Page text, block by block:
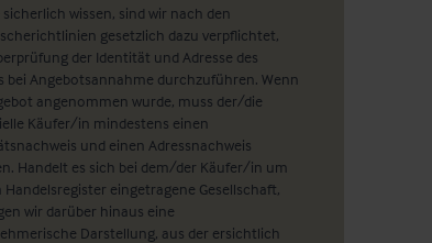
sicherlich wissen, sind wir nach den
gesetzlich dazu verpflichtet,
der Identität und Adresse des
bei Angebotsannahme durchzuführen. Wenn
angenommen wurde, muss der/die
Käufer/in mindestens einen
und einen Adressnachweis
Handelt es sich bei dem/der Käufer/in um
Handelsregister eingetragene Gesellschaft,
wir darüber hinaus eine
Darstellung, aus der ersichtlich